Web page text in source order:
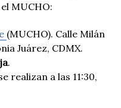
MUCHO:
(MUCHO). Calle Milán
Juárez, CDMX.
.
realizan a las 11:30,